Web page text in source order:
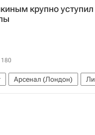
крупно
180
Арсенал (Лондон)
Холдинг Эдди Нкетиа